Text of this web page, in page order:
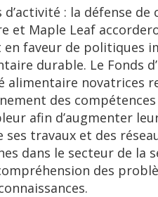
: la défense de
et Maple Leaf
faveur de politiques
durable. Le Fonds
alimentaire novatrices
des
afin d’augmenter
travaux et des
dans le secteur de la
des